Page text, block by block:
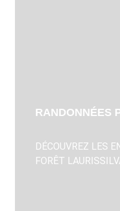
RANDONNÉES
DÉCOUVREZ LES
FORÊT